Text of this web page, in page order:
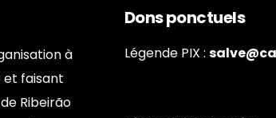
à
et faisant
Ribeirão
Dons ponctuels
Légende PIX :